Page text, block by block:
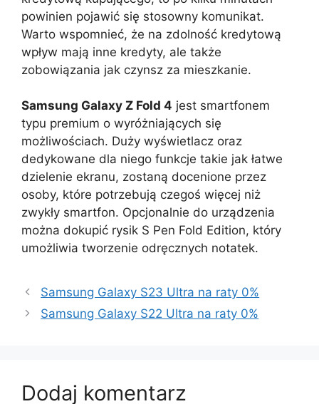
powinien pojawić się stosowny komunikat.
Warto wspomnieć, że na zdolność kredytową
wpływ mają inne kredyty, ale także
zobowiązania jak czynsz za mieszkanie.
Samsung Galaxy Z Fold 4 jest smartfonem
typu premium o wyróżniających się
możliwościach. Duży wyświetlacz oraz
dedykowane dla niego funkcje takie jak łatwe
dzielenie ekranu, zostaną docenione przez
osoby, które potrzebują czegoś więcej niż
zwykły smartfon. Opcjonalnie do urządzenia
można dokupić rysik S Pen Fold Edition, który
umożliwia tworzenie odręcznych notatek.
Samsung Galaxy S23 Ultra na raty 0%
Samsung Galaxy S22 Ultra na raty 0%
Dodaj komentarz